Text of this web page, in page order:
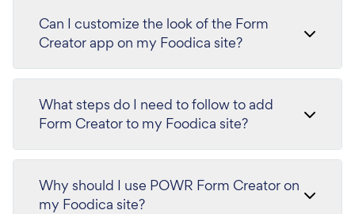
Can I customize the look of the Form
Creator app on my Foodica site?
What steps do I need to follow to add
Form Creator to my Foodica site?
Why should I use POWR Form Creator on
my Foodica site?